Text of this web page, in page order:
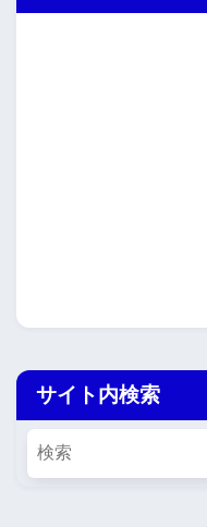
サイト内検索